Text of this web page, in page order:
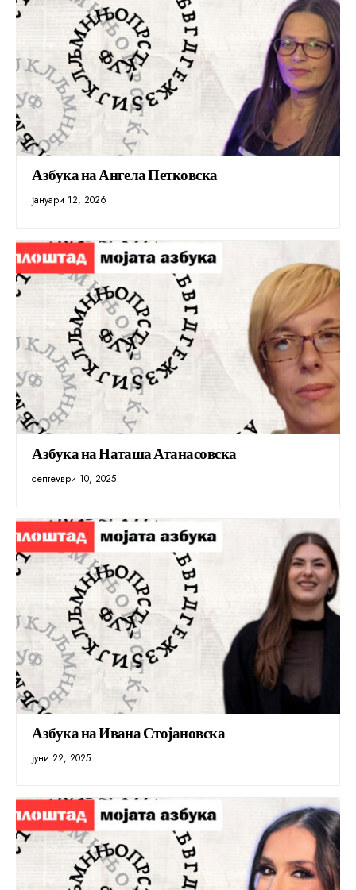
Азбука на Ангела Петковска
јануари 12, 2026
Азбука на Наташа Атанасовска
септември 10, 2025
Азбука на Ивана Стојановска
јуни 22, 2025